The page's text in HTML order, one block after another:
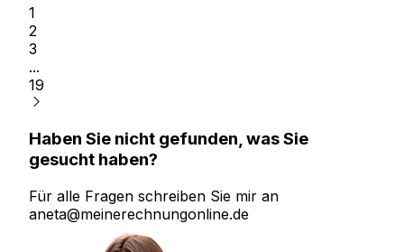
1
2
3
...
19
Haben Sie nicht gefunden, was Sie
gesucht haben?
Für alle Fragen schreiben Sie mir an
aneta@meinerechnungonline.de